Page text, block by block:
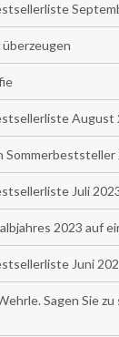
August
Sommerbeststeller
Juli
2023 auf
Juni
Sagen Sie